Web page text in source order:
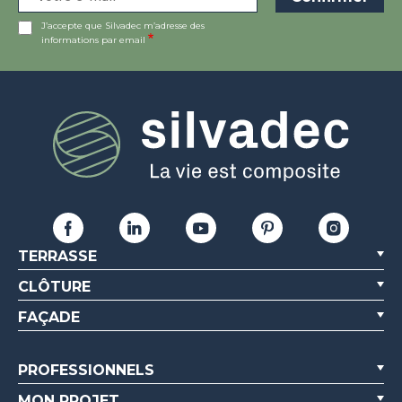
J’accepte que Silvadec m’adresse des
informations par email
TERRASSE
CLÔTURE
FAÇADE
PROFESSIONNELS